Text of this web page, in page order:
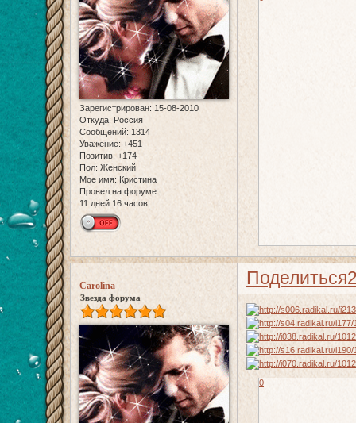
Зарегистрирован: 15-08-2010
Откуда: Россия
Сообщений: 1314
Уважение: +451
Позитив: +174
Пол: Женский
Мое имя: Кристина
Провел на форуме:
11 дней 16 часов
Поделиться
Carolina
Звезда форума
0